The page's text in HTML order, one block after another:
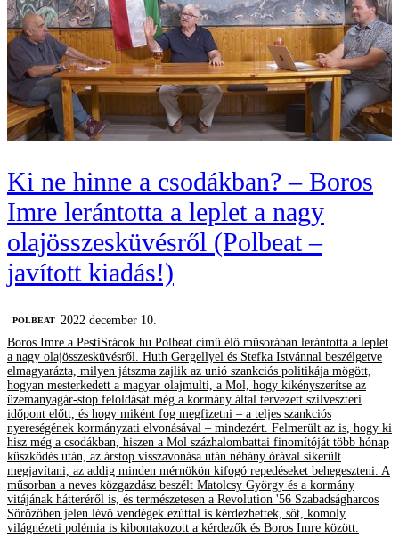
Ki ne hinne a csodákban? – Boros
Imre lerántotta a leplet a nagy
olajösszesküvésről (Polbeat –
javított kiadás!)
‎POLBEAT
2022 december 10.
Boros Imre a PestiSrácok.hu Polbeat című élő műsorában lerántotta a leplet
a nagy olajösszesküvésről. Huth Gergellyel és Stefka Istvánnal beszélgetve
elmagyarázta, milyen játszma zajlik az unió szankciós politikája mögött,
hogyan mesterkedett a magyar olajmulti, a Mol, hogy kikényszerítse az
üzemanyagár-stop feloldását még a kormány által tervezett szilveszteri
időpont előtt, és hogy miként fog megfizetni – a teljes szankciós
nyereségének kormányzati elvonásával – mindezért. Felmerült az is, hogy ki
hisz még a csodákban, hiszen a Mol százhalombattai finomítóját több hónap
küszködés után, az árstop visszavonása után néhány órával sikerült
megjavítani, az addig minden mérnökön kifogó repedéseket behegeszteni. A
műsorban a neves közgazdász beszélt Matolcsy György és a kormány
vitájának hátteréről is, és természetesen a Revolution '56 Szabadságharcos
Sörözőben jelen lévő vendégek ezúttal is kérdezhettek, sőt, komoly
világnézeti polémia is kibontakozott a kérdezők és Boros Imre között.